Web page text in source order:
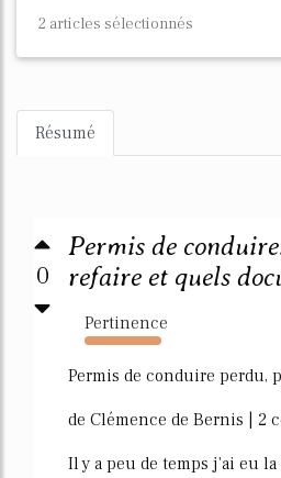
2 articles sélectionnés
Résumé
0
Permis de
refaire et quels
Pertinence
1609%
Permis de conduire perdu,
de Clémence de Bernis | 2
Il y a peu de temps j'ai eu